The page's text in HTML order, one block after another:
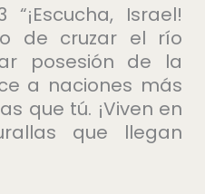
“¡Escucha, Israel!
de cruzar el río
posesión de la
a naciones más
que tú. ¡Viven en
que llegan